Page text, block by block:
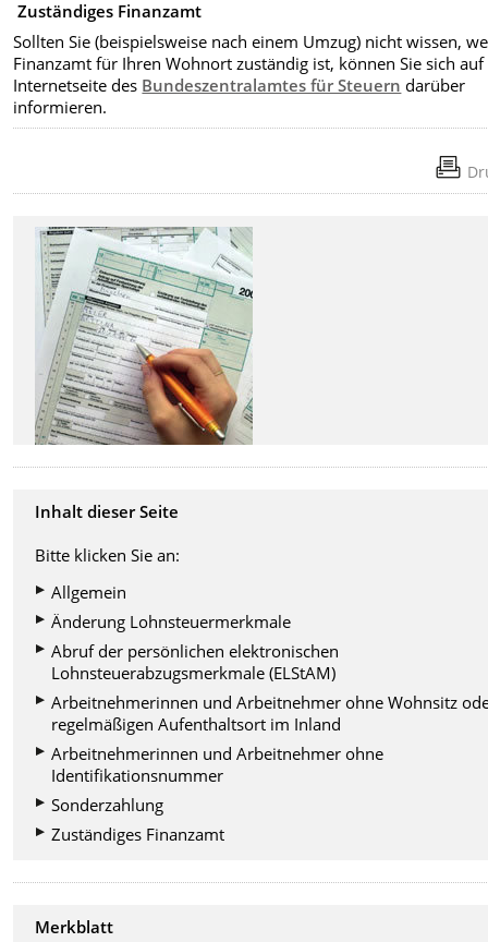
Zuständiges Finanzamt
Sollten Sie (beispielsweise nach einem Umzug) nicht wissen,
Finanzamt für Ihren Wohnort zuständig ist, können Sie sich
Internetseite des Bundeszentralamtes für Steuern darüber
informieren.
Inhalt dieser Seite
Bitte klicken Sie an:
Allgemein
Änderung Lohnsteuermerkmale
Abruf der persönlichen elektronischen
Lohnsteuerabzugsmerkmale (ELStAM)
Arbeitnehmerinnen und Arbeitnehmer ohne Wohnsitz
regelmäßigen Aufenthaltsort im Inland
Arbeitnehmerinnen und Arbeitnehmer ohne
Identifikationsnummer
Sonderzahlung
Zuständiges Finanzamt
Merkblatt